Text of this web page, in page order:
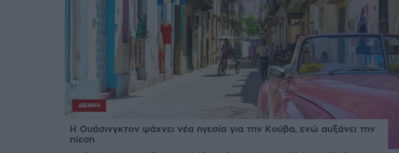
ΔΙΕΘΝΉ
Η Ουάσινγκτον ψάχνει νέα ηγεσία για την Κούβα, ενώ αυξάνει την
πίεση